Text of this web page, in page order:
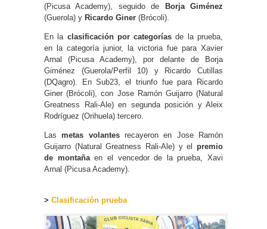
(Picusa Academy), seguido de Borja Giménez
(Guerola) y Ricardo Giner (Brócoli).
En la clasificación por categorías de la prueba,
en la categoría junior, la victoria fue para Xavier
Arnal (Picusa Academy), por delante de Borja
Giménez (Guerola/Perfil 10) y Ricardo Cutillas
(DQagro). En Sub23, el triunfo fue para Ricardo
Giner (Brócoli), con Jose Ramón Guijarro (Natural
Greatness Rali-Ale) en segunda posición y Aleix
Rodríguez (Orihuela) tercero.
Lasmetas volantesrecayeron en Jose Ramón
Guijarro (Natural Greatness Rali-Ale) y el premio
de montañaen el vencedor de la prueba, Xavi
Arnal (Picusa Academy).
> Clasificación prueba